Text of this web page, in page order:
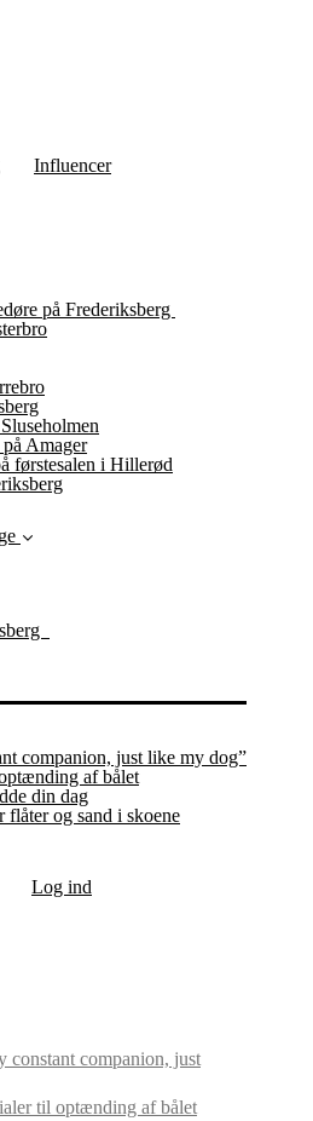
Influencer
på Frederiksberg
Amager
førstesalen i Hillerød
companion, just like my dog”
af bålet
din dag
flåter og sand i skoene
Log ind
constant companion, just
til optænding af bålet